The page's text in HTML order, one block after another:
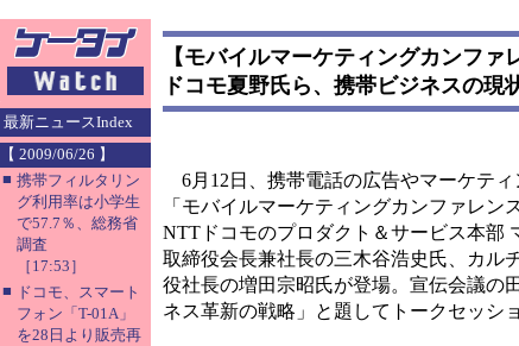
最新ニュースIndex
【 2009/06/26 】
■ 携帯フィルタリン
グ利用率は小学生
で57.7％、総務省
調査
［17:53］
■ ドコモ、スマート
フォン「T-01A」
を28日より販売再
【モバイルマーケティングカンファ
ドコモ夏野氏ら、携帯ビジネスの現
6月12日、携帯電話の広告やマーケテ
「モバイルマーケティングカンファレン
NTTドコモのプロダクト＆サービス本部
取締役会長兼社長の三木谷浩史氏、カル
役社長の増田宗昭氏が登場。宣伝会議の
ネス革新の戦略」と題してトークセッシ